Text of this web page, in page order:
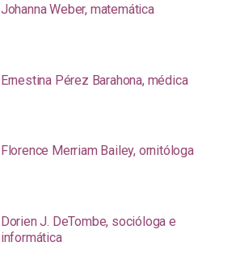
Johanna Weber, matemática
Ernestina Pérez Barahona, médica
Florence Merriam Bailey, ornitóloga
Dorien J. DeTombe, socióloga e
informática